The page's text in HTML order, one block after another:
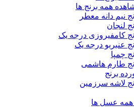
همه برنج ها
نیم دانه معطر
لنجان
کامفیروزی درجه یک
عنبربو درجه یک
چمپا
طارم هاشمی
برنج
لاشه سرزمین
همه عسل ها